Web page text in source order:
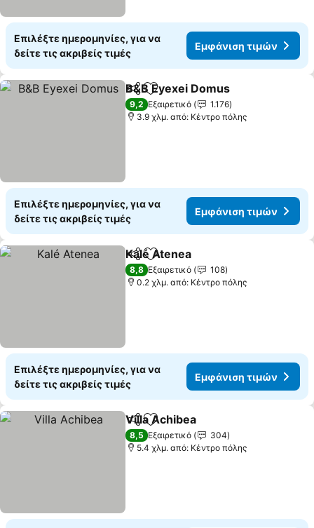
Επιλέξτε ημερομηνίες, για να
δείτε τις ακριβείς τιμές
Εμφάνιση τιμών
Κοινοποίηση
Προσθήκη στα αγαπημένα
B&B Eyexei Domus
9,2 Εξαιρετικό
1.176
3.9 χλμ. από: Κέντρο πόλης
Επιλέξτε ημερομηνίες, για να
δείτε τις ακριβείς τιμές
Εμφάνιση τιμών
Κοινοποίηση
Προσθήκη στα αγαπημένα
Kalé Atenea
8,8 Εξαιρετικό
108
0.2 χλμ. από: Κέντρο πόλης
Επιλέξτε ημερομηνίες, για να
δείτε τις ακριβείς τιμές
Εμφάνιση τιμών
Κοινοποίηση
Προσθήκη στα αγαπημένα
Villa Achibea
8,5 Εξαιρετικό
304
5.4 χλμ. από: Κέντρο πόλης